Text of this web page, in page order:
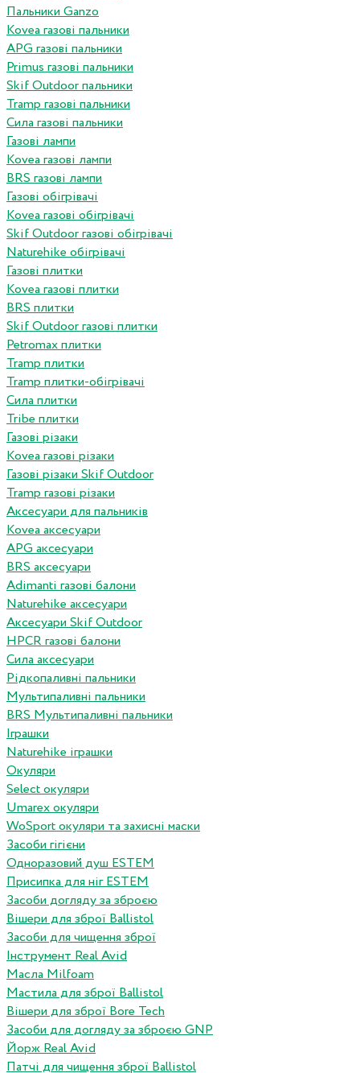
Пальники Ganzo
Kovea газові пальники
APG газові пальники
Primus газові пальники
Skif Outdoor пальники
Tramp газові пальники
Сила газові пальники
Газові лампи
Kovea газові лампи
BRS газові лампи
Газові обігрівачі
Kovea газові обігрівачі
Skif Outdoor газові обігрівачі
Naturehike обігрівачі
Газові плитки
Kovea газові плитки
BRS плитки
Skif Outdoor газові плитки
Petromax плитки
Tramp плитки
Tramp плитки-обігрівачі
Сила плитки
Tribe плитки
Газові різаки
Kovea газові різаки
Газові різаки Skif Outdoor
Tramp газові різаки
Аксесуари для пальників
Kovea аксесуари
APG аксесуари
BRS аксесуари
Adimanti газові балони
Naturehike аксесуари
Аксесуари Skif Outdoor
HPCR газові балони
Сила аксесуари
Рідкопаливні пальники
Мультипаливні пальники
BRS Мультипаливні пальники
Іграшки
Naturehike іграшки
Окуляри
Select окуляри
Umarex окуляри
WoSport окуляри та захисні маски
Засоби гігієни
Одноразовий душ ESTEM
Присипка для ніг ESTEM
Засоби догляду за зброєю
Вішери для зброї Ballistol
Засоби для чищення зброї
Інструмент Real Avid
Масла Milfoam
Мастила для зброї Ballistol
Вішери для зброї Bore Tech
Засоби для догляду за зброєю GNP
Йорж Real Avid
Патчі для чищення зброї Ballistol